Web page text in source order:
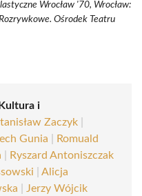
Wrocław '70, Wrocław:
Ośrodek Teatru
i
Zaczyk
Gunia
Romuald
Ryszard Antoniszczak
Alicja
Jerzy Wójcik